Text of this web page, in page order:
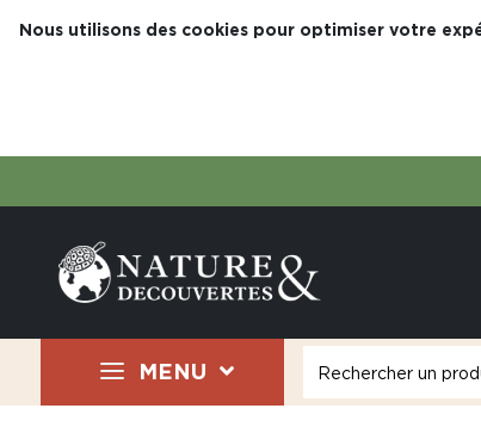
Nous utilisons des cookies pour optimiser votre
MENU